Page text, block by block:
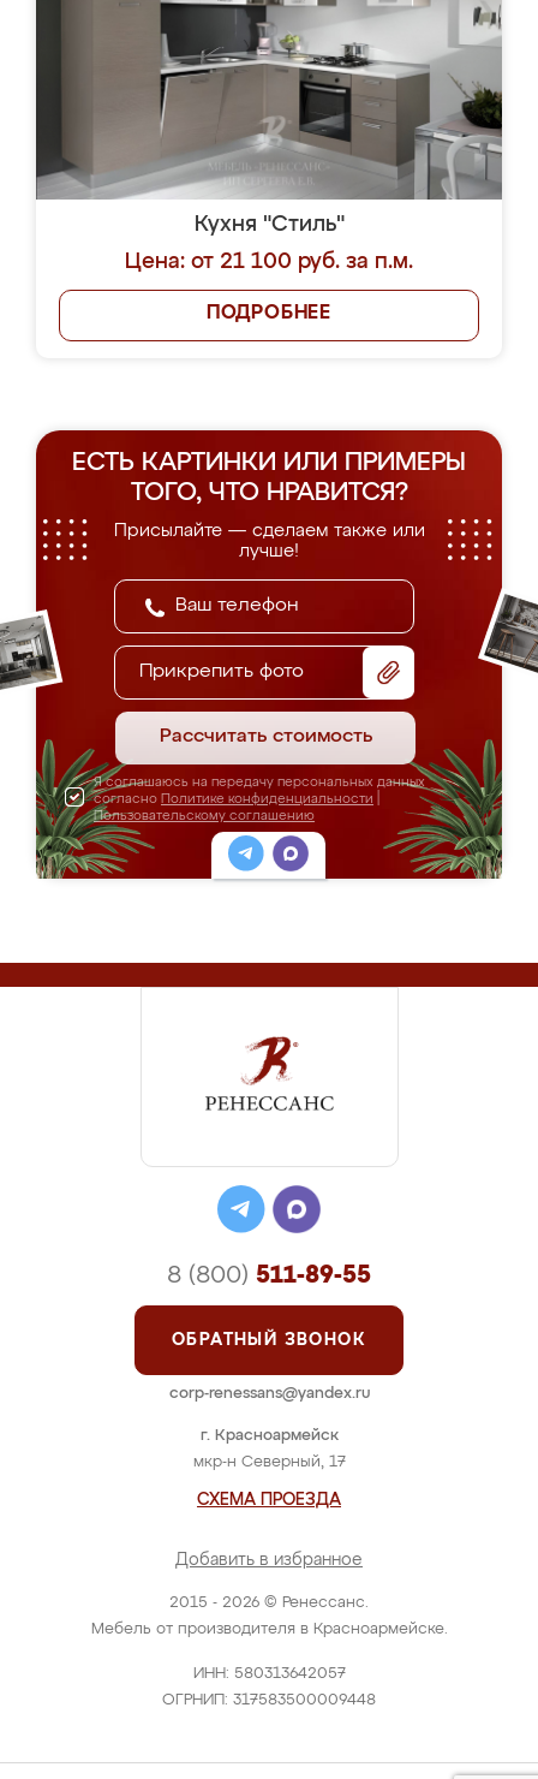
Кухня "Стиль"
Цена: от 21 100 руб. за п.м.
ПОДРОБНЕЕ
ЕСТЬ КАРТИНКИ ИЛИ ПРИМЕРЫ
ТОГО, ЧТО НРАВИТСЯ?
Присылайте — сделаем также или
лучше!
Прикрепить фото
Рассчитать стоимость
Я соглашаюсь на передачу персональных данных
согласно Политике конфиденциальности
Пользовательскому соглашению
2015 - 2026 © Ренессанс.
Мебель от производителя в Красноармейске.
ИНН: 580313642057
ОГРНИП: 317583500009448
г. Красноармейск
мкр-н Северный, 17
СХЕМА ПРОЕЗДА
Добавить в избранное
8 (800) 511-89-55
ОБРАТНЫЙ ЗВОНОК
corp-renessans@yandex.ru